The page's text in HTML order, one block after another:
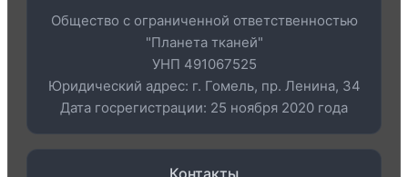
Общество с ограниченной ответственностью
"Планета тканей"
УНП 491067525
Юридический адрес: г. Гомель, пр. Ленина, 34
Дата госрегистрации: 25 ноября 2020 года